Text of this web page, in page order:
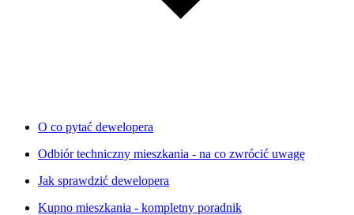
O co pytać dewelopera
Odbiór techniczny mieszkania - na co zwrócić uwagę
Jak sprawdzić dewelopera
Kupno mieszkania - kompletny poradnik